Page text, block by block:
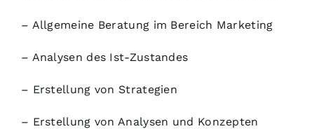
– Allgemeine Beratung im Bereich Marketing
– Analysen des Ist-Zustandes
– Erstellung von Strategien
– Erstellung von Analysen und Konzepten